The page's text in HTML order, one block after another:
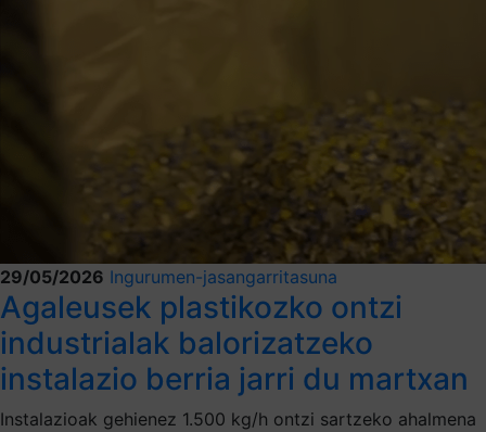
29/05/2026 Ingurumen-jasangarritasuna
Agaleusek plastikozko ontzi
industrialak balorizatzeko
instalazio berria jarri du martxan
Instalazioak gehienez 1.500 kg/h ontzi sartzeko ahalmena